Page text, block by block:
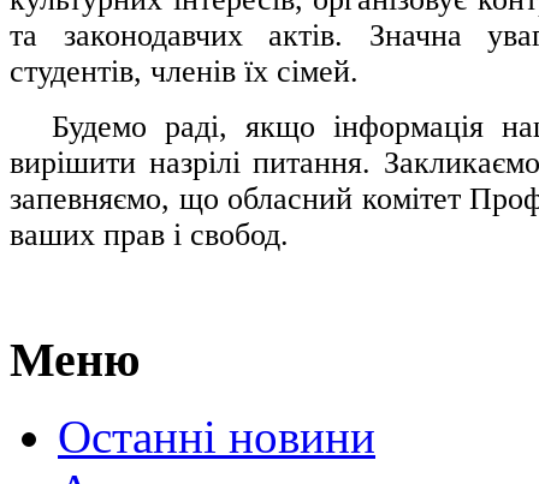
та законодавчих актів. Значна
студентів, членів їх сімей.
Будемо раді, якщо інформація
вирішити назрілі питання.
запевняємо, що обласний комітет
ваших прав і свобод.
Меню
Останні новини